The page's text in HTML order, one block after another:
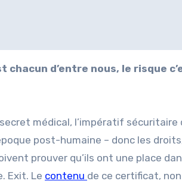
chacun d’entre nous, le risque
médical, l’impératif sécuritaire
post-humaine – donc les
prouver qu’ils ont une place
Exit. Le contenu de ce certificat,